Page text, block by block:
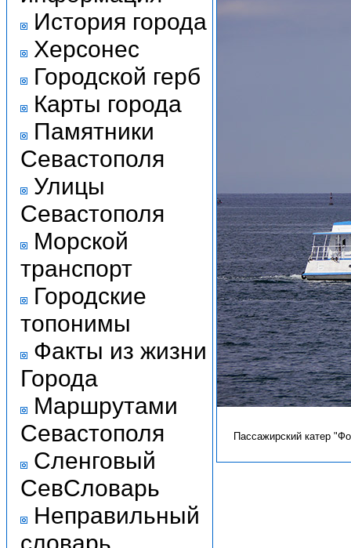
История города
Херсонес
Городской герб
Карты города
Памятники
Севастополя
Улицы
Севастополя
Морской
транспорт
Городские
топонимы
Факты из жизни
Города
Маршрутами
Севастополя
Сленговый
СевСловарь
Неправильный
словарь
Пассажирский катер